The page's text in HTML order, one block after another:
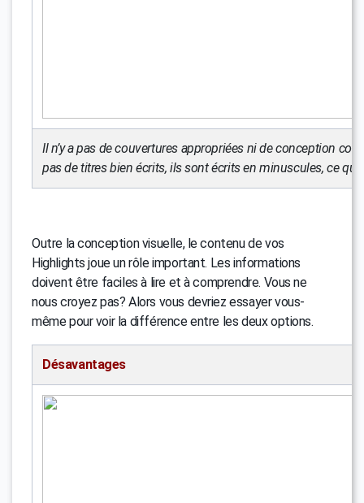
Il n’y a pas de couvertures appropriées ni de conception
pas de titres bien écrits, ils sont écrits en minuscules, ce qui
Outre la conception visuelle, le contenu de vos
Highlights joue un rôle important. Les informations
doivent être faciles à lire et à comprendre. Vous ne
nous croyez pas? Alors vous devriez essayer vous-
même pour voir la différence entre les deux options.
Désavantages